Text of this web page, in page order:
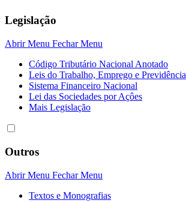
Legislação
Abrir Menu Fechar Menu
Código Tributário Nacional Anotado
Leis do Trabalho, Emprego e Previdência
Sistema Financeiro Nacional
Lei das Sociedades por Açôes
Mais Legislação
Outros
Abrir Menu Fechar Menu
Textos e Monografias